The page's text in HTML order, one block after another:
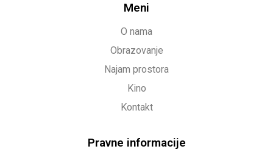
Meni
O nama
Obrazovanje
Najam prostora
Kino
Kontakt
Pravne informacije